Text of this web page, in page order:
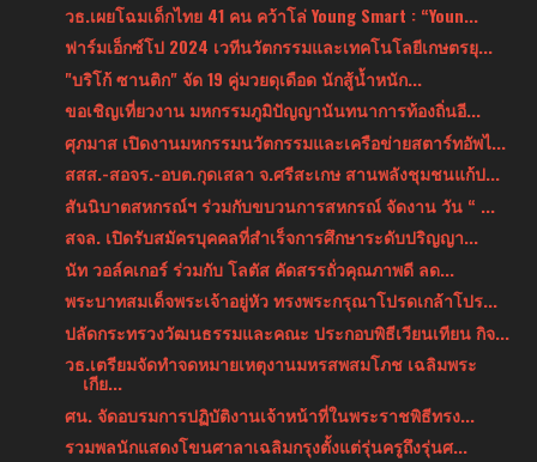
วธ.เผยโฉมเด็กไทย 41 คน คว้าโล่ Young Smart : “Youn...
ฟาร์มเอ็กซ์โป 2024 เวทีนวัตกรรมและเทคโนโลยีเกษตรยุ...
"บริโก้ ซานติก" จัด 19 คู่มวยดุเดือด นักสู้น้ำหนัก...
ขอเชิญเที่ยวงาน มหกรรมภูมิปัญญานันทนาการท้องถิ่นอี...
ศุภมาส เปิดงานมหกรรมนวัตกรรมและเครือข่ายสตาร์ทอัพไ...
สสส.-สอจร.-อบต.กุดเสลา จ.ศรีสะเกษ สานพลังชุมชนแก้ป...
สันนิบาตสหกรณ์ฯ ร่วมกับขบวนการสหกรณ์ จัดงาน วัน “ ...
สจล. เปิดรับสมัครบุคคลที่สำเร็จการศึกษาระดับปริญญา...
นัท วอล์คเกอร์ ร่วมกับ โลตัส คัดสรรถั่วคุณภาพดี ลด...
พระบาทสมเด็จพระเจ้าอยู่หัว ทรงพระกรุณาโปรดเกล้าโปร...
ปลัดกระทรวงวัฒนธรรมและคณะ ประกอบพิธีเวียนเทียน กิจ...
วธ.เตรียมจัดทำจดหมายเหตุงานมหรสพสมโภช เฉลิมพระ
เกีย...
ศน. จัดอบรมการปฏิบัติงานเจ้าหน้าที่ในพระราชพิธีทรง...
รวมพลนักแสดงโขนศาลาเฉลิมกรุงตั้งแต่รุ่นครูถึงรุ่นศ...